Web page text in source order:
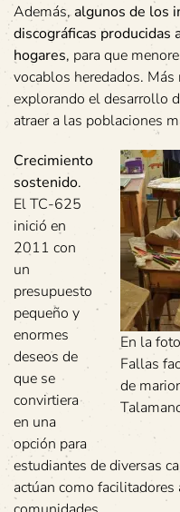
Además,algunos de los
discográficas producidas
hogares, para que
vocablos heredados. Más
explorando el desarrollo
atraer a las poblaciones
En la
Fallas
de
Crecimiento
sostenido.
El TC-625
inició en
2011 con
un
presupuesto
pequeño y
enormes
deseos de
que se
convirtiera
en una
opción para
estudiantes de diversas
actúan como